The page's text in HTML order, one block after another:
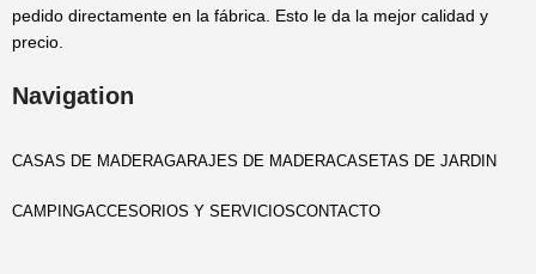
pedido directamente en la fábrica. Esto le da la mejor calidad y
precio.
Navigation
CASAS DE MADERAGARAJES DE MADERACASETAS DE JARDIN
CAMPINGACCESORIOS Y SERVICIOSCONTACTO